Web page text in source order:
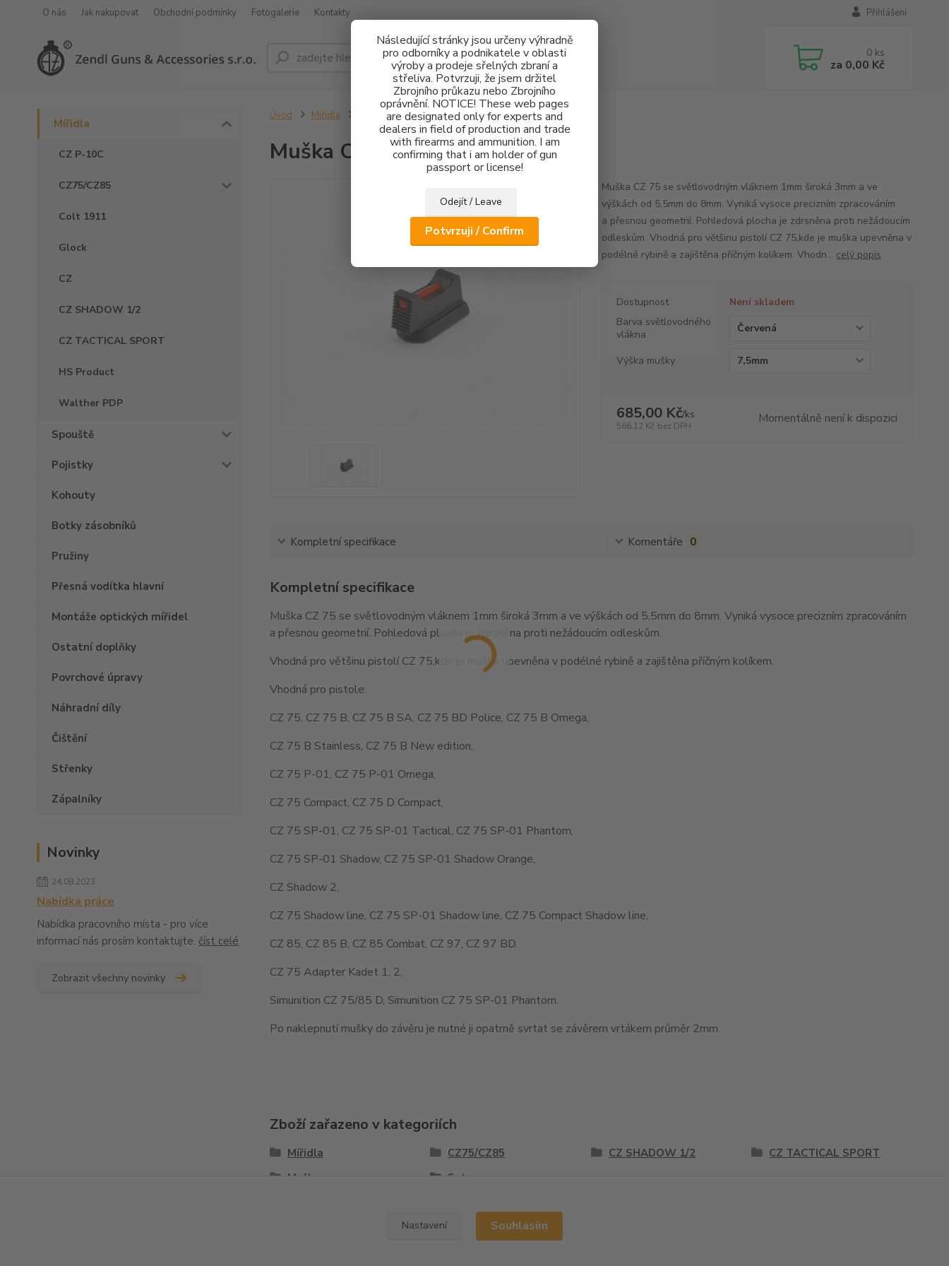
Následující stránky jsou určeny výhradně
pro odborníky a podnikatele v oblasti
výroby a prodeje sřelných zbraní a
střeliva. Potvrzuji, že jsem držitel
Zbrojního průkazu nebo Zbrojního
oprávnění. NOTICE! These web pages
are designated only for experts and
dealers in field of production and trade
with firearms and ammunition. I am
confirming that i am holder of gun
passport or license!
Odejít / Leave
Potvrzuji / Confirm
O nás Jak nakupovat Obchodní podmínky Fotogalerie Kontakty Přihlášení
Hledat 0 ks
za 0,00 Kč
Mířidla
CZ P-10C
CZ75/CZ85
Colt 1911
Glock
CZ
CZ SHADOW 1/2
CZ TACTICAL SPORT
HS Product
Walther PDP
Spouště
Pojistky
Kohouty
Botky zásobníků
Pružiny
Přesná vodítka hlavní
Montáže optických mířidel
Ostatní doplňky
Povrchové úpravy
Náhradní díly
Čištění
Střenky
Zápalníky
Novinky
24.08.2023
Nabídka práce
Nabídka pracovního místa - pro více
informací nás prosím kontaktujte. číst celé
Zobrazit všechny novinky
Úvod Mířidla Muška CZ 75 FO 1mm - 3mm
Muška CZ 75 FO 1mm - 3mm
Muška CZ 75 se světlovodným vláknem 1mm široká 3mm a ve
výškách od 5,5mm do 8mm. Vyniká vysoce precizním zpracováním
a přesnou geometrií. Pohledová plocha je zdrsněna proti nežádoucím
odleskům. Vhodná pro většinu pistolí CZ 75,kde je muška upevněna v
podélné rybině a zajištěna příčným kolíkem. Vhodn... celý popis
Dostupnost
Není skladem
Barva světlovodného
vlákna
Výška mušky
685,00 Kč/ks
566,12 Kč bez DPH Momentálně není k dispozici
Kompletní specifikace Komentáře 0
Kompletní specifikace
Muška CZ 75 se světlovodným vláknem 1mm široká 3mm a ve výškách od 5,5mm do 8mm. Vyniká vysoce precizním zpracováním
a přesnou geometrií. Pohledová plocha je zdrsněna proti nežádoucím odleskům.
Vhodná pro většinu pistolí CZ 75,kde je muška upevněna v podélné rybině a zajištěna příčným kolíkem.
Vhodná pro pistole:
CZ 75, CZ 75 B, CZ 75 B SA, CZ 75 BD Police, CZ 75 B Omega,
CZ 75 B Stainless, CZ 75 B New edition,
CZ 75 P-01, CZ 75 P-01 Omega,
CZ 75 Compact, CZ 75 D Compact,
CZ 75 SP-01, CZ 75 SP-01 Tactical, CZ 75 SP-01 Phantom,
CZ 75 SP-01 Shadow, CZ 75 SP-01 Shadow Orange,
CZ Shadow 2,
CZ 75 Shadow line, CZ 75 SP-01 Shadow line, CZ 75 Compact Shadow line,
CZ 85, CZ 85 B, CZ 85 Combat, CZ 97, CZ 97 BD.
CZ 75 Adapter Kadet 1, 2,
Simunition CZ 75/85 D, Simunition CZ 75 SP-01 Phantom.
Po naklepnutí mušky do závěru je nutné ji opatrně svrtat se závěrem vrtákem průměr 2mm.
Zboží zařazeno v kategoriích
Mířidla CZ75/CZ85 CZ SHADOW 1/2
CZ TACTICAL SPORT
Mušky
Sety
Nastavení Souhlasím